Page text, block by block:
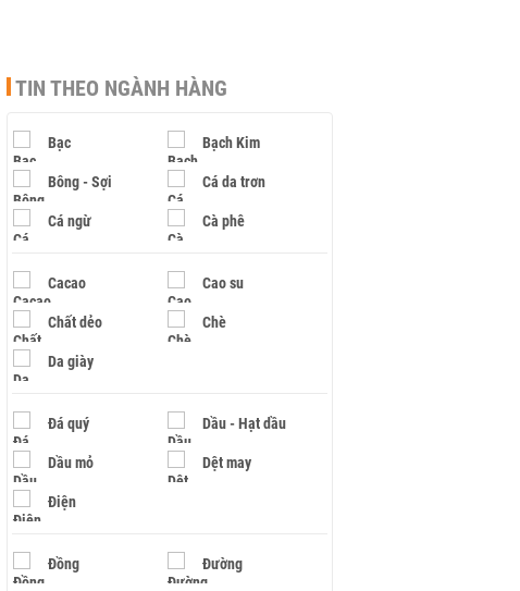
TIN THEO NGÀNH HÀNG
Bạc Bạch Kim
Bông - Sợi Cá da trơn
Cá ngừ Cà phê
Cacao Cao su
Chất dẻo Chè
Da giày
Đá quý Dầu - Hạt dầu
Dầu mỏ Dệt may
Điện
Đồng Đường